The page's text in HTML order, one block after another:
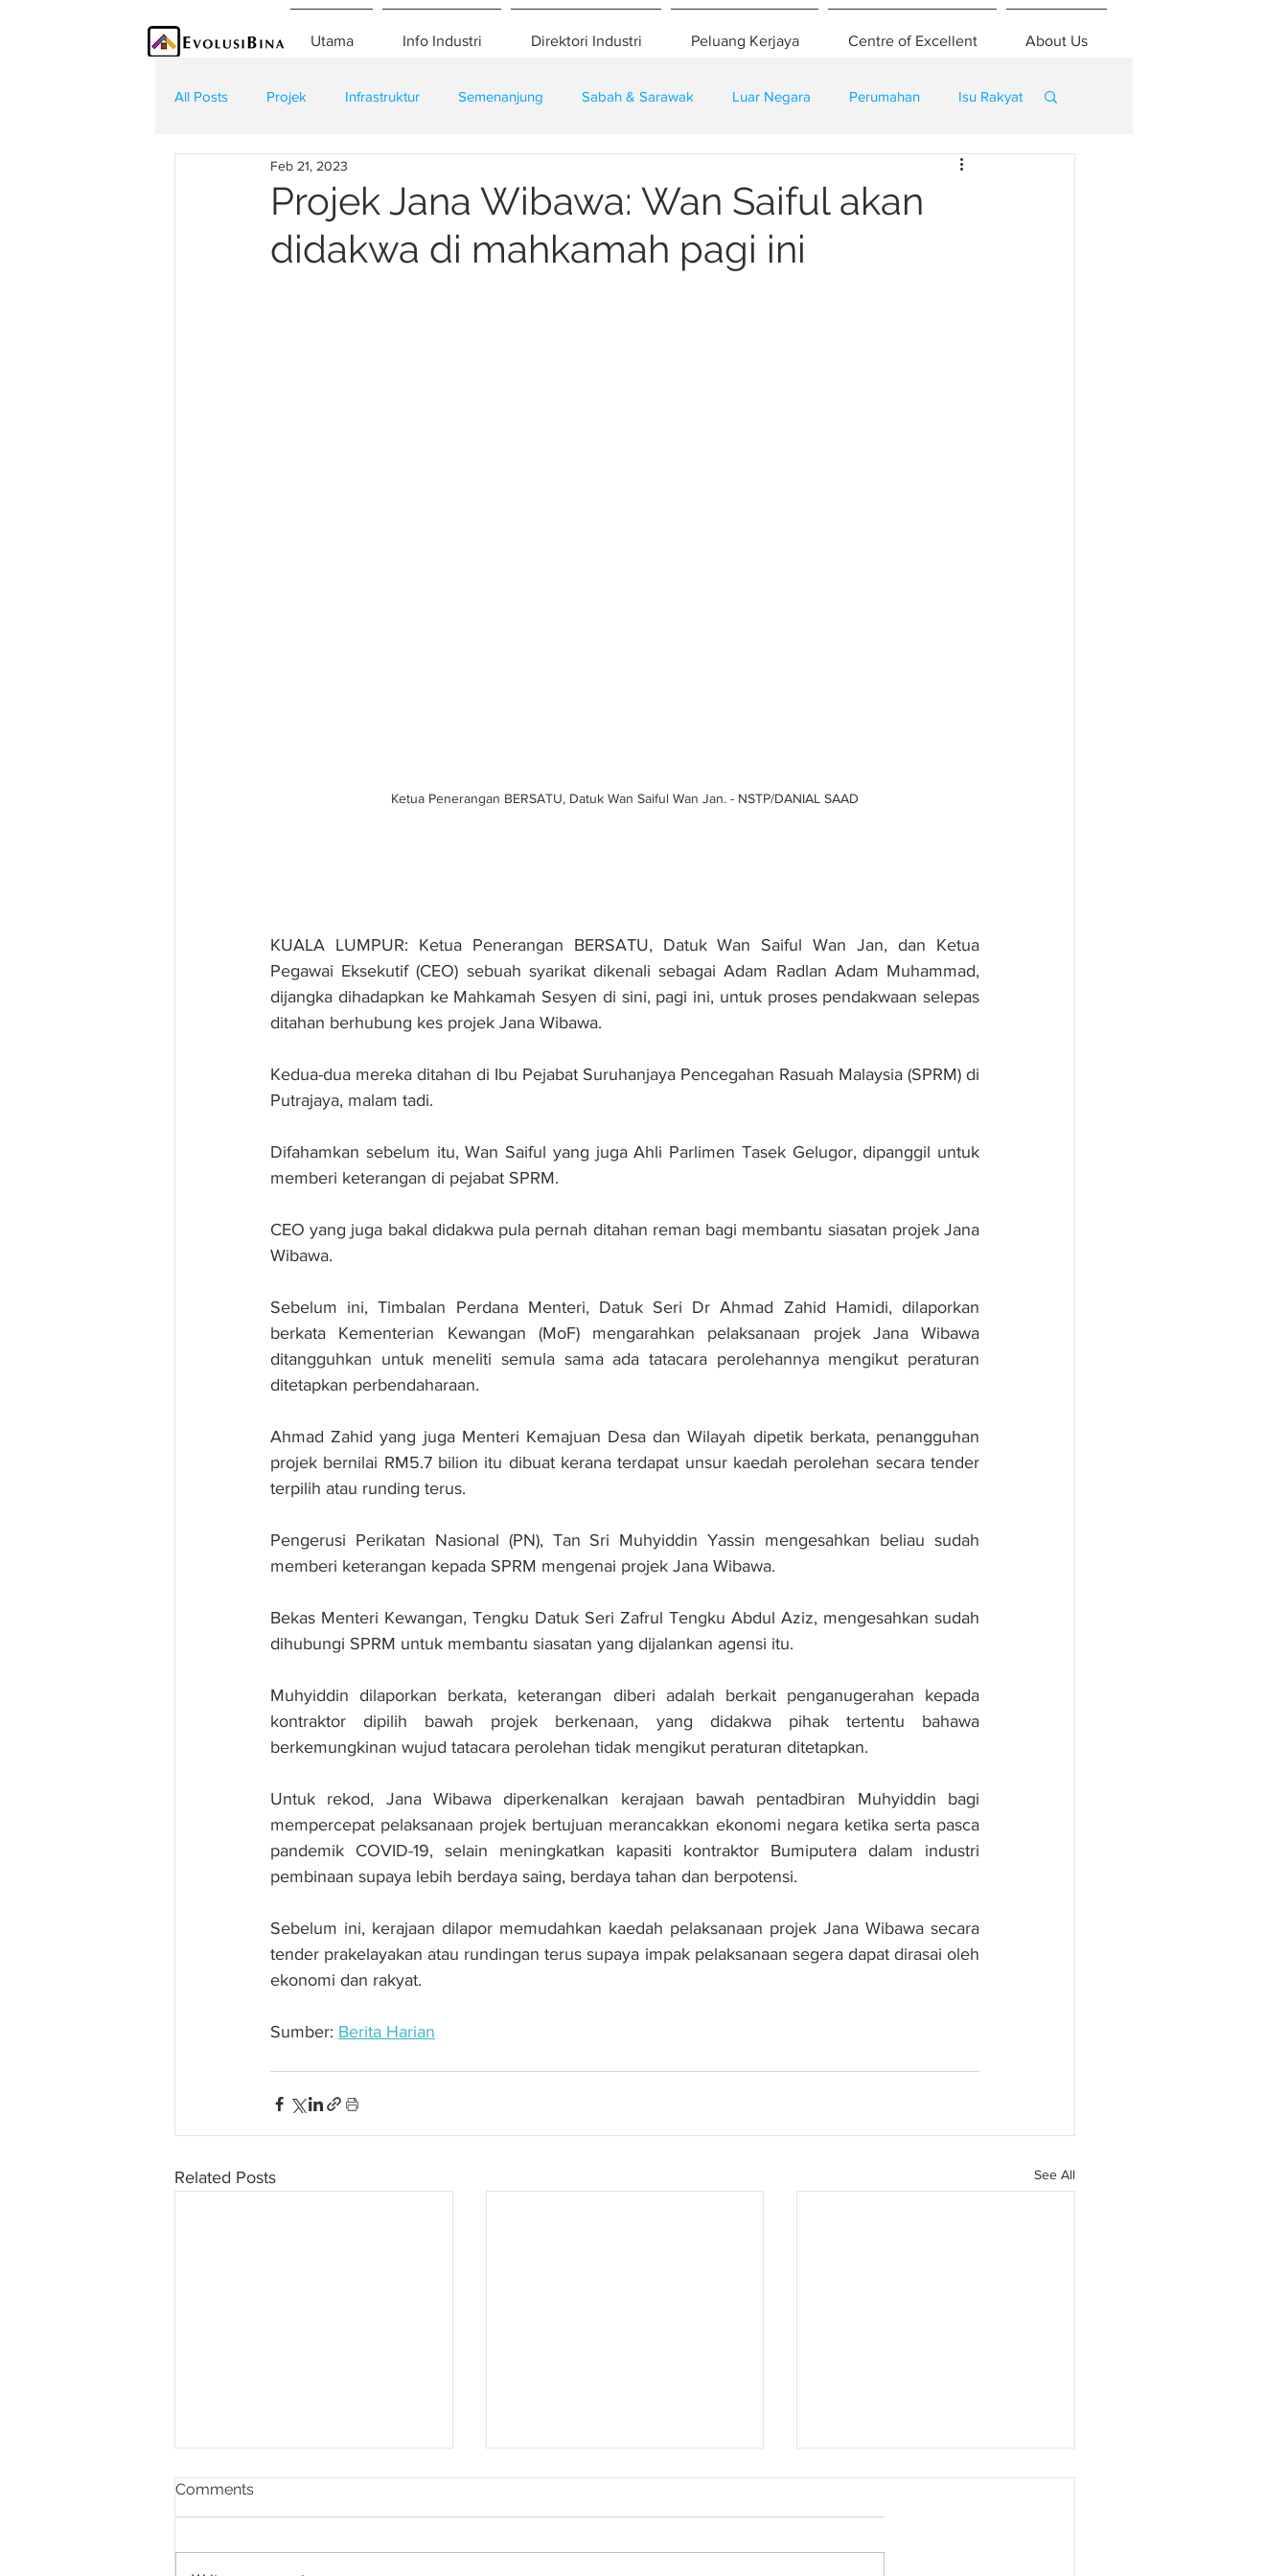
Utama Info Industri Direktori Industri Peluang Kerjaya Centre of Excellent About Us
All Posts Projek Infrastruktur Semenanjung Sabah & Sarawak Luar Negara Perumahan Isu Rakyat
Teknologi Kontraktor
Projek Jana Wibawa: Wan Saiful akan
didakwa di mahkamah pagi ini
Feb 21, 2023
Ketua Penerangan BERSATU, Datuk Wan Saiful Wan Jan. - NSTP/DANIAL SAAD
KUALA LUMPUR: Ketua Penerangan BERSATU, Datuk Wan Saiful Wan Jan, dan Ketua
Pegawai Eksekutif (CEO) sebuah syarikat dikenali sebagai Adam Radlan Adam Muhammad,
dijangka dihadapkan ke Mahkamah Sesyen di sini, pagi ini, untuk proses pendakwaan selepas
ditahan berhubung kes projek Jana Wibawa.
Kedua-dua mereka ditahan di Ibu Pejabat Suruhanjaya Pencegahan Rasuah Malaysia (SPRM) di
Putrajaya, malam tadi.
Difahamkan sebelum itu, Wan Saiful yang juga Ahli Parlimen Tasek Gelugor, dipanggil untuk
memberi keterangan di pejabat SPRM.
CEO yang juga bakal didakwa pula pernah ditahan reman bagi membantu siasatan projek Jana
Wibawa.
Sebelum ini, Timbalan Perdana Menteri, Datuk Seri Dr Ahmad Zahid Hamidi, dilaporkan
berkata Kementerian Kewangan (MoF) mengarahkan pelaksanaan projek Jana Wibawa
ditangguhkan untuk meneliti semula sama ada tatacara perolehannya mengikut peraturan
ditetapkan perbendaharaan.
Ahmad Zahid yang juga Menteri Kemajuan Desa dan Wilayah dipetik berkata, penangguhan
projek bernilai RM5.7 bilion itu dibuat kerana terdapat unsur kaedah perolehan secara tender
terpilih atau runding terus.
Pengerusi Perikatan Nasional (PN), Tan Sri Muhyiddin Yassin mengesahkan beliau sudah
memberi keterangan kepada SPRM mengenai projek Jana Wibawa.
Bekas Menteri Kewangan, Tengku Datuk Seri Zafrul Tengku Abdul Aziz, mengesahkan sudah
dihubungi SPRM untuk membantu siasatan yang dijalankan agensi itu.
Muhyiddin dilaporkan berkata, keterangan diberi adalah berkait penganugerahan kepada
kontraktor dipilih bawah projek berkenaan, yang didakwa pihak tertentu bahawa
berkemungkinan wujud tatacara perolehan tidak mengikut peraturan ditetapkan.
Untuk rekod, Jana Wibawa diperkenalkan kerajaan bawah pentadbiran Muhyiddin bagi
mempercepat pelaksanaan projek bertujuan merancakkan ekonomi negara ketika serta pasca
pandemik COVID-19, selain meningkatkan kapasiti kontraktor Bumiputera dalam industri
pembinaan supaya lebih berdaya saing, berdaya tahan dan berpotensi.
Sebelum ini, kerajaan dilapor memudahkan kaedah pelaksanaan projek Jana Wibawa secara
tender prakelayakan atau rundingan terus supaya impak pelaksanaan segera dapat dirasai oleh
ekonomi dan rakyat.
Sumber: Berita Harian
Related Posts See All
Comments